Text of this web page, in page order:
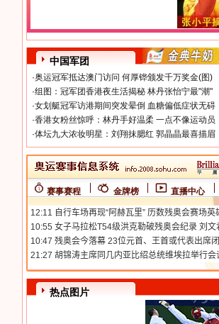
中国军团
·奥运冠军抵达澳门访问 何厚铧颁发千万奖金(图)
·组图：冠军团香港夜生活揭秘 林丹张怡宁最"潮"
·女划艇冠军访港期间突发晕倒 血糖偏低症状无碍
·香港女粉丝惊呼：林丹手好温柔 一点不像运动员
·体坛九大浓妆明星：刘翔抹腮红 郭晶晶最喜描眉
赛事赛程 金牌榜 直播中心
热点图片